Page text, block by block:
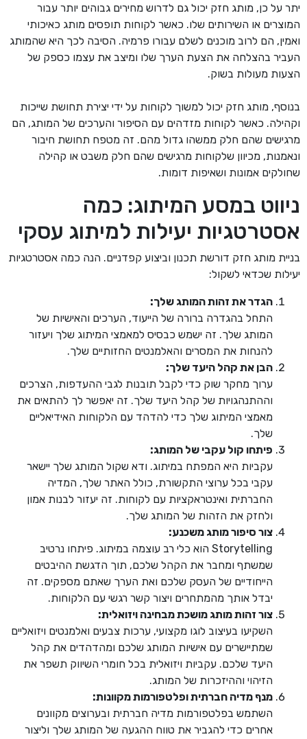
יתר על כן, מותג חזק יכול גם לדרוש מחירים גבוהים יותר עבור
המוצרים או השירותים שלו. כאשר לקוחות תופסים מותג כאיכותי
ואמין, הם לרוב מוכנים לשלם עבורו פרמיה. הסיבה לכך היא שהמותג
העביר בהצלחה את הצעת הערך שלו ומיצב את עצמו כספק של
הצעות מעולות בשוק.
בנוסף, מותג חזק יכול למשוך לקוחות על ידי יצירת תחושת שייכות
וקהילה. כאשר לקוחות מזדהים עם הסיפור והערכים של המותג, הם
מרגישים שהם חלק ממשהו גדול מהם. זה מטפח תחושת חיבור
ונאמנות, מכיוון שלקוחות מרגישים שהם חלק משבט או קהילה
שחולקים אמונות ושאיפות דומות.
ניווט במסע המיתוג: כמה
אסטרטגיות יעילות למיתוג עסקי
בניית מותג חזק דורשת תכנון וביצוע קפדניים. הנה כמה אסטרטגיות
יעילות שכדאי לשקול:
הגדר את זהות המותג שלך:
התחל בהגדרה ברורה של הייעוד, הערכים והאישיות של
המותג שלך. זה ישמש כבסיס למאמצי המיתוג שלך ויעזור
להנחות את המסרים והאלמנטים החזותיים שלך.
הבן את קהל היעד שלך:
ערוך מחקר שוק כדי לקבל תובנות לגבי ההעדפות, הצרכים
וההתנהגויות של קהל היעד שלך. זה יאפשר לך להתאים את
מאמצי המיתוג שלך כדי להדהד עם הלקוחות האידיאליים
שלך.
פיתחו קול עקבי של המותג:
עקביות היא המפתח במיתוג. ודא שקול המותג שלך יישאר
עקבי בכל ערוצי התקשורת, כולל האתר שלך, המדיה
החברתית ואינטראקציות עם לקוחות. זה יעזור לבנות אמון
ולחזק את הזהות של המותג שלך.
צור סיפור מותג משכנע:
Storytelling הוא כלי רב עוצמה במיתוג. פיתחו נרטיב
שמשתף ומחבר את הקהל שלכם, תוך הדגשת ההיבטים
הייחודיים של העסק שלכם ואת הערך שאתם מספקים. זה
יבדל אותך מהמתחרים ויצור קשר רגשי עם הלקוחות.
צור זהות מותג מושכת מבחינה ויזואלית:
השקיעו בעיצוב לוגו מקצועי, ערכות צבעים ואלמנטים ויזואליים
שמתיישרים עם אישיות המותג שלכם ומהדהדים את קהל
היעד שלכם. עקביות ויזואלית בכל חומרי השיווק תשפר את
הזיהוי וההיזכרות של המותג.
מנף מדיה חברתית ופלטפורמות מקוונות:
השתמש בפלטפורמות מדיה חברתית ובערוצים מקוונים
אחרים כדי להגביר את טווח ההגעה של המותג שלך וליצור